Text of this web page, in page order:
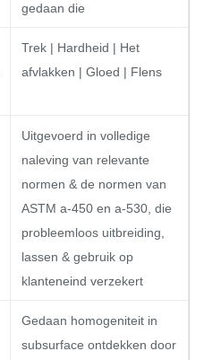
gedaan die
Trek | Hardheid | Het
afvlakken | Gloed | Flens
Uitgevoerd in volledige
naleving van relevante
normen & de normen van
ASTM a-450 en a-530, die
probleemloos uitbreiding,
lassen & gebruik op
klanteneind verzekert
Gedaan homogeniteit in
subsurface ontdekken door